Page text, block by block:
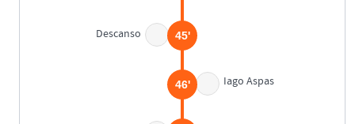
Descanso 45'
Iago Aspas
46'